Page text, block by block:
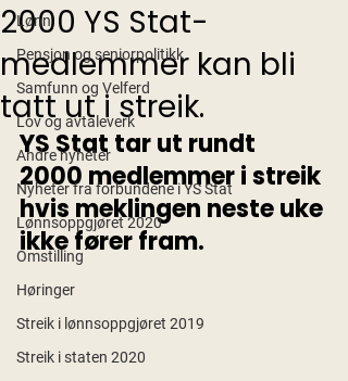
Lønn
Pensjon og seniorpolitikk
Samfunn og Velferd
Lov og avtaleverk
Andre nyheter
Nyheter fra forbundene i YS Stat
Lønnsoppgjøret 2020
Omstilling
Høringer
Streik i lønnsoppgjøret 2019
Streik i staten 2020
2000 YS Stat-
medlemmer kan bli
tatt ut i streik.
YS Stat tar ut rundt
2000 medlemmer i streik
hvis meklingen neste uke
ikke fører fram.